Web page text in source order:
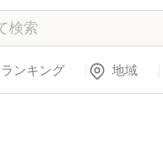
ランキング 地域